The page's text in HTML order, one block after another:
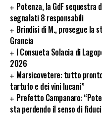
Potenza, la GdF
segnalati 8 responsabili
Brindisi di M., prosegue la
Grancia
I Consueta Solacia di
2026
Marsicovetere: tutto
tartufo e dei vini lucani”
Prefetto Campanaro:
sta perdendo il senso di